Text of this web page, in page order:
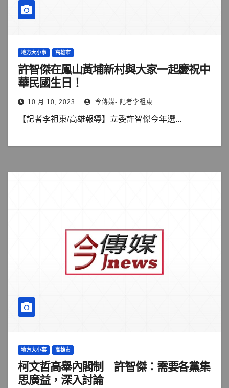
地方大小事 高雄市
許智傑在鳳山黃埔新村與大家一起慶祝中
華民國生日！
10 月 10, 2023 今傳媒- 記者李祖東
【記者李祖東/高雄報導】立委許智傑今年選...
地方大小事 高雄市
柯文哲高舉內閣制 許智傑：需要各黨集
思廣益，深入討論